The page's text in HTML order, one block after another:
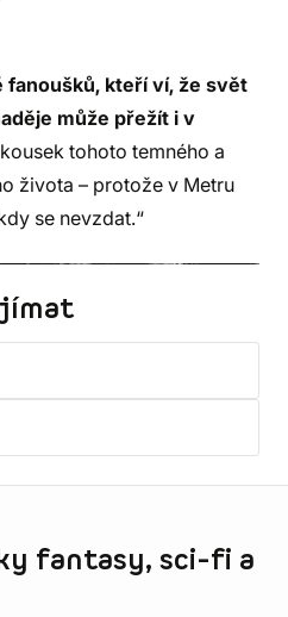
fanoušků, kteří ví, že svět
může přežít i v
tohoto temného a
života – protože v Metru
se nevzdat.“
fantasy, sci-fi a